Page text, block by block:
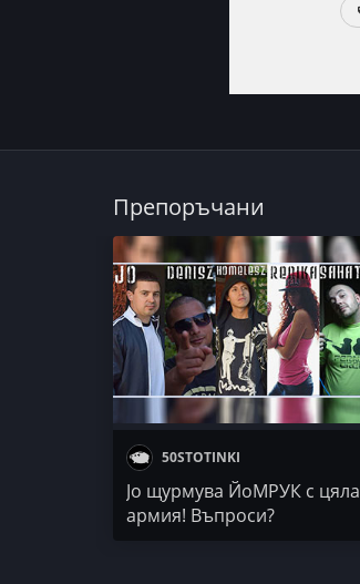
Препоръчани
50STOTINKI
Jo щурмува ЙоМРУК с цяла
армия! Въпроси?